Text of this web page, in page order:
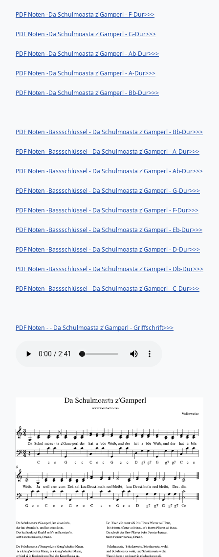
PDF Noten -Da Schulmoasta z'Gamperl - F-Dur>>>
PDF Noten -Da Schulmoasta z'Gamperl - G-Dur>>>
PDF Noten -Da Schulmoasta z'Gamperl - Ab-Dur>>>
PDF Noten -Da Schulmoasta z'Gamperl - A-Dur>>>
PDF Noten -Da Schulmoasta z'Gamperl - Bb-Dur>>>
PDF Noten -Bassschlüssel - Da Schulmoasta z'Gamperl - Bb-Dur>>>
PDF Noten -Bassschlüssel - Da Schulmoasta z'Gamperl - A-Dur>>>
PDF Noten -Bassschlüssel - Da Schulmoasta z'Gamperl - Ab-Dur>>>
PDF Noten -Bassschlüssel - Da Schulmoasta z'Gamperl - G-Dur>>>
PDF Noten -Bassschlüssel - Da Schulmoasta z'Gamperl - F-Dur>>>
PDF Noten -Bassschlüssel - Da Schulmoasta z'Gamperl - Eb-Dur>>>
PDF Noten -Bassschlüssel - Da Schulmoasta z'Gamperl - D-Dur>>>
PDF Noten -Bassschlüssel - Da Schulmoasta z'Gamperl - Db-Dur>>>
PDF Noten -Bassschlüssel - Da Schulmoasta z'Gamperl - C-Dur>>>
PDF Noten - - Da Schulmoasta z'Gamperl - Griffschrift>>>